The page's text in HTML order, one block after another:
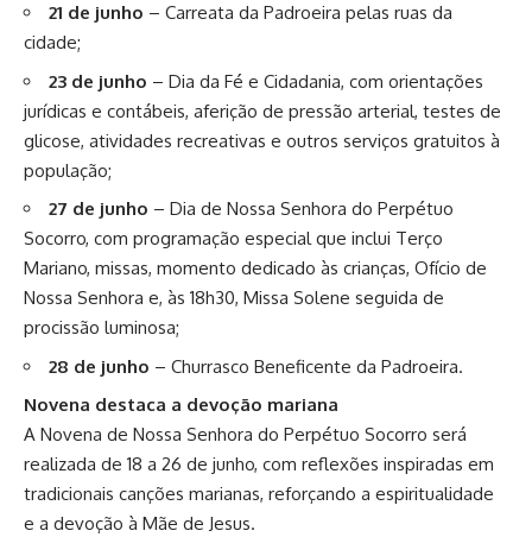
21 de junho – Carreata da Padroeira pelas ruas da
cidade;
23 de junho – Dia da Fé e Cidadania, com orientações
jurídicas e contábeis, aferição de pressão arterial, testes de
glicose, atividades recreativas e outros serviços gratuitos à
população;
27 de junho – Dia de Nossa Senhora do Perpétuo
Socorro, com programação especial que inclui Terço
Mariano, missas, momento dedicado às crianças, Ofício de
Nossa Senhora e, às 18h30, Missa Solene seguida de
procissão luminosa;
28 de junho – Churrasco Beneficente da Padroeira.
Novena destaca a devoção mariana
A Novena de Nossa Senhora do Perpétuo Socorro será
realizada de 18 a 26 de junho, com reflexões inspiradas em
tradicionais canções marianas, reforçando a espiritualidade
e a devoção à Mãe de Jesus.